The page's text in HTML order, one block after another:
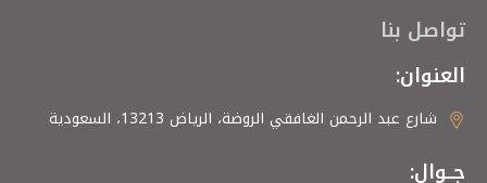
تواصل بنا
العنوان:
شارع عبد الرحمن الغافقي الروضة، الرياض 13213، السعودية
جــوال: